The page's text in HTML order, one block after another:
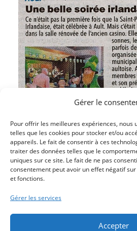
Gérer le
Pour offrir les meilleures expériences, nous
telles que les cookies pour stocker et/ou
appareils. Le fait de consentir à ces
traiter des données telles que le
uniques sur ce site. Le fait de ne pas
consentement peut avoir un effet négatif
et fonctions.
Gérer les services
Accepter
Article précédent
LES OISEAUX S’EXPOSENT EN
CARTON PLEIN POUR